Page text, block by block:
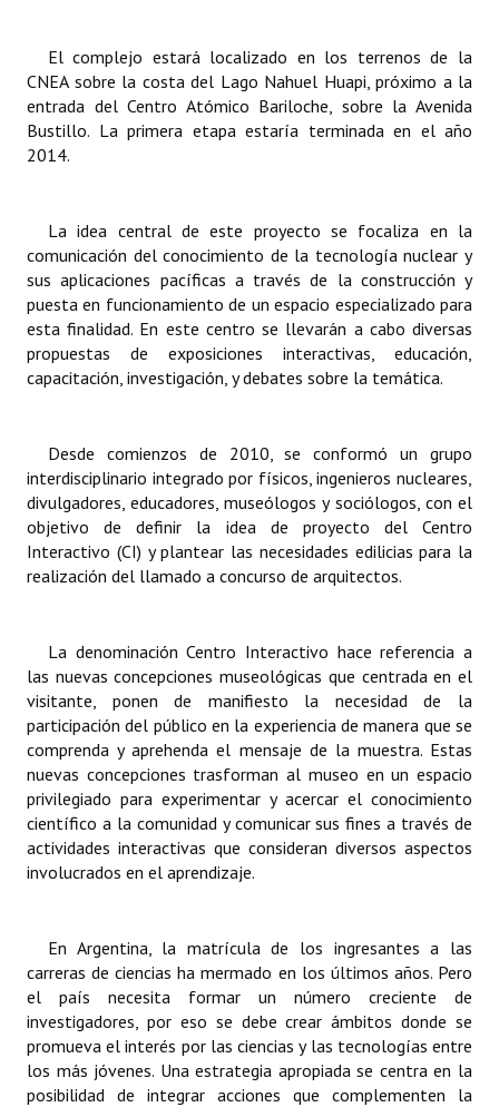
Resoluciones de Presidencia
INSTITUCIONAL
Noticias Destacadas
Registros y Distinciones
Datos Históricos
Premio al Mérito - Registro
Mujeres que Dejaron Huellas - Registro
Periodistas Decanos - Registro
Ciudadano Ilustre - Registro
Banca del Vecino - Registro
Antiguos Pobladores - Registro
Reconocimientos - Registro
Bariloche, Municipio intercultural
Entrega de distinciones
REFORMA DE LA CARTA ORGÁNICA
El complejo estará localizado en los terrenos de la
CNEA sobre la costa del Lago Nahuel Huapi, próximo a la
entrada del Centro Atómico Bariloche, sobre la Avenida
Bustillo. La primera etapa estaría terminada en el año
2014.
La idea central de este proyecto se focaliza en la
comunicación del conocimiento de la tecnología nuclear y
sus aplicaciones pacíficas a través de la construcción y
puesta en funcionamiento de un espacio especializado para
esta finalidad. En este centro se llevarán a cabo diversas
propuestas de exposiciones interactivas, educación,
capacitación, investigación, y debates sobre la temática.
Desde comienzos de 2010, se conformó un grupo
interdisciplinario integrado por físicos, ingenieros nucleares,
divulgadores, educadores, museólogos y sociólogos, con el
objetivo de definir la idea de proyecto del Centro
Interactivo (CI) y plantear las necesidades edilicias para la
realización del llamado a concurso de arquitectos.
La denominación Centro Interactivo hace referencia a
las nuevas concepciones museológicas que centrada en el
visitante, ponen de manifiesto la necesidad de la
participación del público en la experiencia de manera que se
comprenda y aprehenda el mensaje de la muestra. Estas
nuevas concepciones trasforman al museo en un espacio
privilegiado para experimentar y acercar el conocimiento
científico a la comunidad y comunicar sus fines a través de
actividades interactivas que consideran diversos aspectos
involucrados en el aprendizaje.
En Argentina, la matrícula de los ingresantes a las
carreras de ciencias ha mermado en los últimos años. Pero
el país necesita formar un número creciente de
investigadores, por eso se debe crear ámbitos donde se
promueva el interés por las ciencias y las tecnologías entre
los más jóvenes. Una estrategia apropiada se centra en la
posibilidad de integrar acciones que complementen la